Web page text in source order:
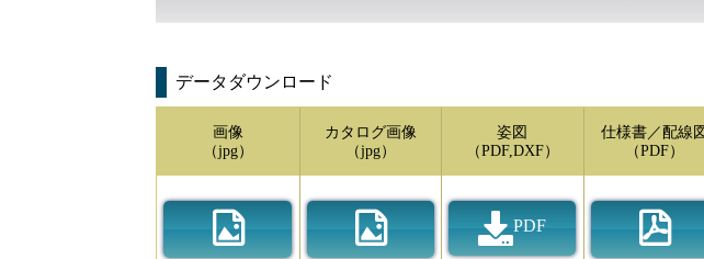
データダウンロード
画像
（jpg）
カタログ画像
（jpg）
姿図
（PDF,DXF）
PDF
仕様書／配線
（PDF）